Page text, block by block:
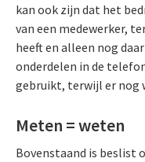
kan ook zijn dat het
van een medewerker,
heeft en alleen nog
onderdelen in de
gebruikt, terwijl er nog
Meten = weten
Bovenstaand is beslist